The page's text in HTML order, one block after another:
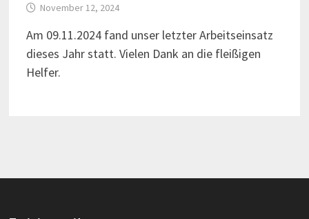
November 12, 2024
Am 09.11.2024 fand unser letzter Arbeitseinsatz
dieses Jahr statt. Vielen Dank an die fleißigen
Helfer.